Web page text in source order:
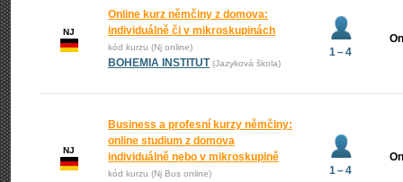
NJ
Online kurz němčiny z domova:
individuálně či v mikroskupinách
kód kurzu (Nj online)
BOHEMIA INSTITUT (Jazyková škola)
1 – 4
NJ
Business a profesní kurzy němčiny:
online studium z domova
individuálně nebo v mikroskupině
kód kurzu (Nj Bus online) 1 – 4